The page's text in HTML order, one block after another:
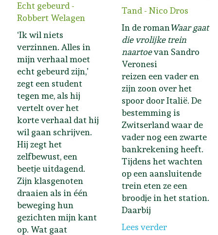
Echt gebeurd -
Robbert Welagen
‘Ik wil niets
verzinnen. Alles in
mijn verhaal moet
echt gebeurd zijn,’
zegt een student
tegen me, als hij
vertelt over het
korte verhaal dat hij
wil gaan schrijven.
Hij zegt het
zelfbewust, een
beetje uitdagend.
Zijn klasgenoten
draaien als in één
beweging hun
gezichten mijn kant
op. Wat gaat
Tand - Nico Dros
In de romanWaar gaat
die vrolijke trein
naartoevan Sandro
Veronesi
reizen een vader en
zijn zoon over het
spoor door Italië. De
bestemming is
Zwitserland waar de
vader nog een zwarte
bankrekening heeft.
Tijdens het wachten
op een aansluitende
trein eten ze een
broodje in het station.
Daarbij
Lees verder